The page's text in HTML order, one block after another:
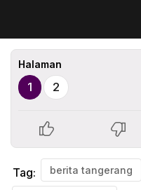
Halaman
1 2
Tag: berita tangerang